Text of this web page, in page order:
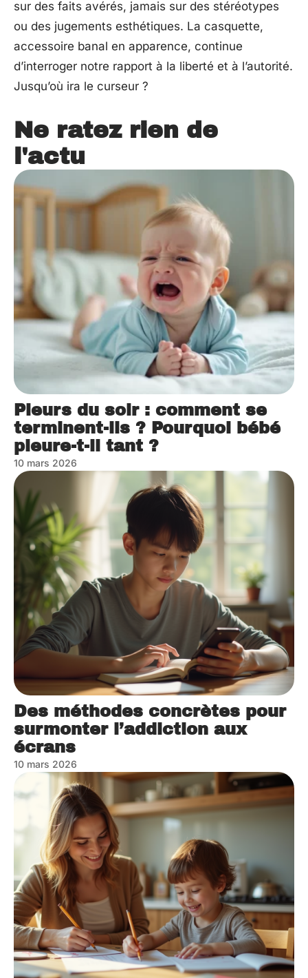
sur des faits avérés, jamais sur des stéréotypes
ou des jugements esthétiques. La casquette,
accessoire banal en apparence, continue
d’interroger notre rapport à la liberté et à l’autorité.
Jusqu’où ira le curseur ?
Ne ratez rien de
l'actu
Pleurs du soir : comment se
terminent-ils ? Pourquoi bébé
pleure-t-il tant ?
10 mars 2026
Des méthodes concrètes pour
surmonter l’addiction aux
écrans
10 mars 2026